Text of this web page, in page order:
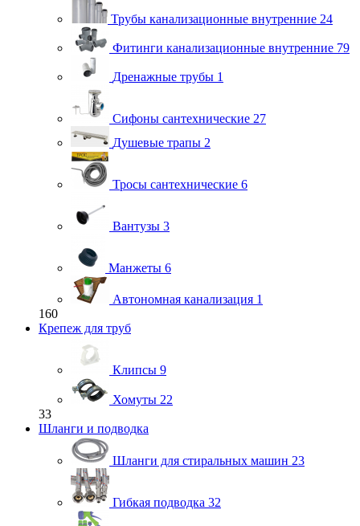
Трубы канализационные внутренние 24
Фитинги канализационные внутренние 79
Дренажные трубы 1
Сифоны сантехнические 27
Душевые трапы 2
Тросы сантехнические 6
Вантузы 3
Манжеты 6
Автономная канализация 1
160
Крепеж для труб
Клипсы 9
Хомуты 22
33
Шланги и подводка
Шланги для стиральных машин 23
Гибкая подводка 32